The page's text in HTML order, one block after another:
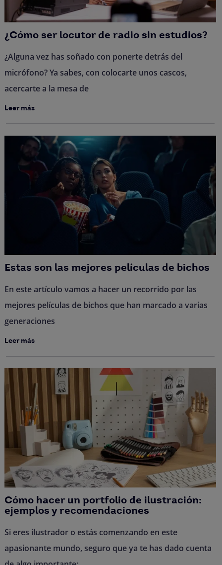
¿Cómo ser locutor de radio sin estudios?
¿Alguna vez has soñado con ponerte detrás del
micrófono? Ya sabes, con colocarte unos cascos,
acercarte a la mesa de
Leer más
Estas son las mejores películas de bichos
En este artículo vamos a hacer un recorrido por las
mejores películas de bichos que han marcado a varias
generaciones
Leer más
Cómo hacer un portfolio de ilustración:
ejemplos y recomendaciones
Si eres ilustrador o estás comenzando en este
apasionante mundo, seguro que ya te has dado cuenta